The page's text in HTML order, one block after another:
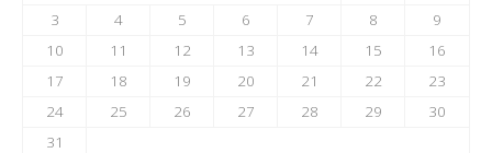
3
4 5 6 7 8
9
10
11 12 13 14 15
16
17
18 19 20 21 22
23
24
25 26 27 28 29
30
31